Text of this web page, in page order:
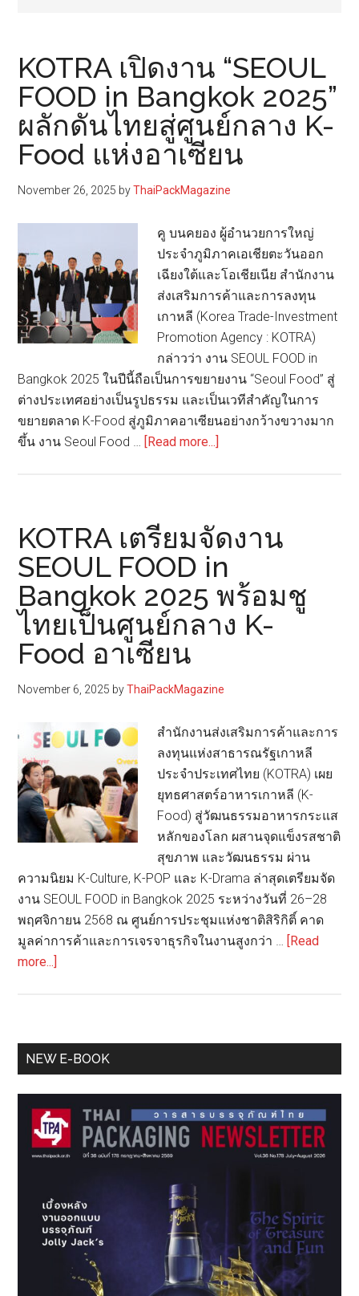
KOTRA เปิดงาน “SEOUL
FOOD in Bangkok 2025”
ผลักดันไทยสู่ศูนย์กลาง K-
Food แห่งอาเซียน
November 26, 2025 byThaiPackMagazine
คู บนคยอง ผู้อำนวยการใหญ่
ประจำภูมิภาคเอเชียตะวันออก
เฉียงใต้และโอเชียเนีย สำนักงาน
ส่งเสริมการค้าและการลงทุน
เกาหลี (Korea Trade-Investment
Promotion Agency : KOTRA)
กล่าวว่า งาน SEOUL FOOD in
Bangkok 2025 ในปีนี้ถือเป็นการขยายงาน “Seoul Food” สู่
ต่างประเทศอย่างเป็นรูปธรรม และเป็นเวทีสำคัญในการ
ขยายตลาด K-Food สู่ภูมิภาคอาเซียนอย่างกว้างขวางมาก
ขึ้น งาน Seoul Food …
[Read more...]
FOOD
in
Bangkok
2025”
ผลัก
สู่
K-
Food
แห่ง
อาเซียน
KOTRA เตรียมจัดงาน
SEOUL FOOD in
Bangkok 2025 พร้อมชู
ไทยเป็นศูนย์กลาง K-
Food อาเซียน
November 6, 2025 byThaiPackMagazine
สำนักงานส่งเสริมการค้าและการ
ลงทุนแห่งสาธารณรัฐเกาหลี
ประจำประเทศไทย (KOTRA) เผย
ยุทธศาสตร์อาหารเกาหลี (K-
Food) สู่วัฒนธรรมอาหารกระแส
หลักของโลก ผสานจุดแข็งรสชาติ
สุขภาพ และวัฒนธรรม ผ่าน
ความนิยม K-Culture, K-POP และ K-Drama ล่าสุดเตรียมจัด
งาน SEOUL FOOD in Bangkok 2025 ระหว่างวันที่ 26–28
พฤศจิกายน 2568 ณ ศูนย์การประชุมแห่งชาติสิริกิติ์ คาด
มูลค่าการค้าและการเจรจาธุรกิจในงานสูงกว่า …
[Read
more...]
งาน
SEOUL
in
Bangkok
2025
ไทย
เป็น
ศูนย์กลาง
Primary
NEW E-BOOK